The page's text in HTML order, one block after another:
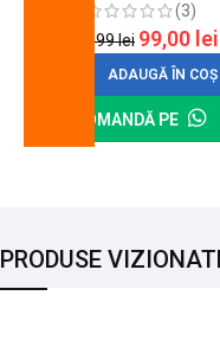
(3)
120,99lei 99,00 lei
ADAUGĂ ÎN COȘ
COMANDĂ PE
PRODUSE